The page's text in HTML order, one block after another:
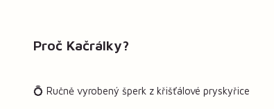
Proč Kačrálky?
💍 Ručně vyrobený šperk z křišťálové pryskyřice